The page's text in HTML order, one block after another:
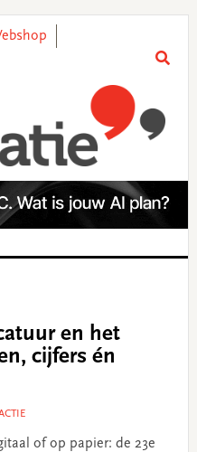
en het
cijfers én
of op papier: de 23e